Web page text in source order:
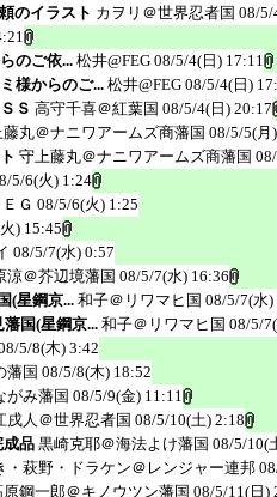
のイラスト カヲリ＠世界忍者国 08/5/
のご依... 松井@FEG 08/5/4(日) 17:11
様からのご... 松井@FEG 08/5/4(日)
Ｓ 高守千喜＠紅葉国 08/5/4(日) 20:17
藤丸＠ナニワアームズ商藩国 08/5/5(月
守上藤丸＠ナニワアームズ商藩国
5/6(火) 1:24
Ｇ 08/5/6(火) 1:25
) 15:45
08/5/7(水) 0:57
涼＠芥辺境藩国 08/5/7(水) 16:36
(星鋼京... 和子＠リワマヒ国 08/5/7(水)
国(星鋼京... 和子＠リワマヒ国 08/5/
5/8(木) 3:42
藩国 08/5/8(木) 18:52
がみ藩国 08/5/9(金) 11:11
戌人＠世界忍者国 08/5/10(土) 2:18
成品 黒崎克耶＠海法よけ藩国 08/5/10(
・萩野・ドラケン＠レンジャー連邦
原鋼一郎＠キノウツン藩国 08/5/11(日)